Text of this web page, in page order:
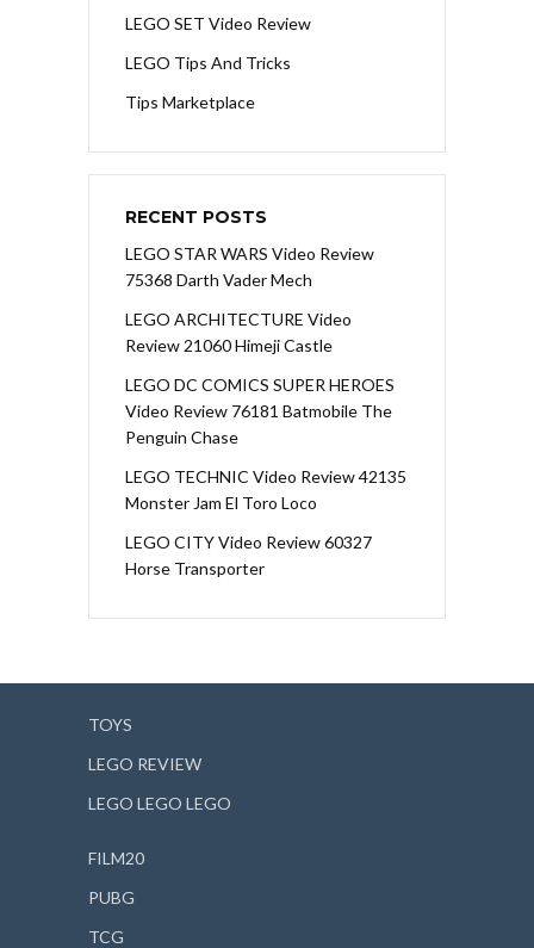
LEGO SET Video Review
LEGO Tips And Tricks
Tips Marketplace
RECENT POSTS
LEGO STAR WARS Video Review
75368 Darth Vader Mech
LEGO ARCHITECTURE Video
Review 21060 Himeji Castle
LEGO DC COMICS SUPER HEROES
Video Review 76181 Batmobile The
Penguin Chase
LEGO TECHNIC Video Review 42135
Monster Jam El Toro Loco
LEGO CITY Video Review 60327
Horse Transporter
TOYS
LEGO REVIEW
LEGO LEGO LEGO
FILM20
PUBG
TCG